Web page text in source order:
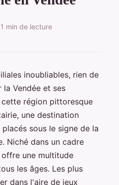
1 min de lecture
inoubliables, rien de
Vendée et ses
région pittoresque
une destination
sous le signe de la
Niché dans un cadre
une multitude
les âges. Les plus
dans l'aire de jeux